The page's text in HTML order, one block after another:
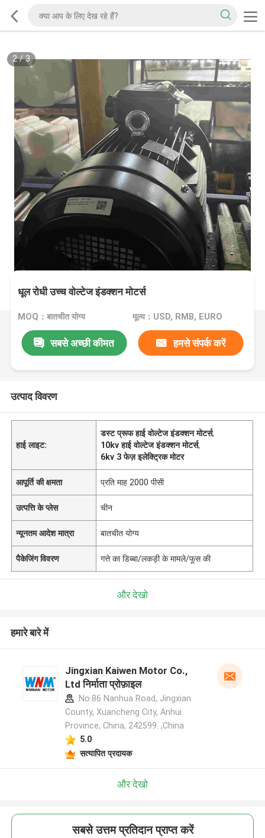
2/3
धूल रोधी उच्च वोल्टेज इंडक्शन मोटर्स
MOQ：बातचीत योग्य मूल्य：USD, RMB, EURO
सबसे अच्छी कीमत हमसे संपर्क करें
उत्पाद विवरण
हाई लाइट:
डस्ट प्रूफ हाई वोल्टेज इंडक्शन मोटर्स,
10kv हाई वोल्टेज इंडक्शन मोटर्स,
6kv 3 फेज़ इलेक्ट्रिक मोटर
आपूर्ति की क्षमता प्रति माह 2000 पीसी
उत्पत्ति के प्लेस चीन
न्यूनतम आदेश मात्रा बातचीत योग्य
पैकेजिंग विवरण गत्ते का डिब्बा/लकड़ी के मामले/फूस की
और देखो
हमारे बारे में
Jingxian Kaiwen Motor Co.,
Ltd निर्माता प्रोफ़ाइल
No.86 Nanhua Road, Jingxian
County, Xuancheng City, Anhui
Province, China, 242599. ,China
5.0
सत्यापित प्रदायक
और देखो
सबसे उत्तम प्रतिदान प्राप्त करें